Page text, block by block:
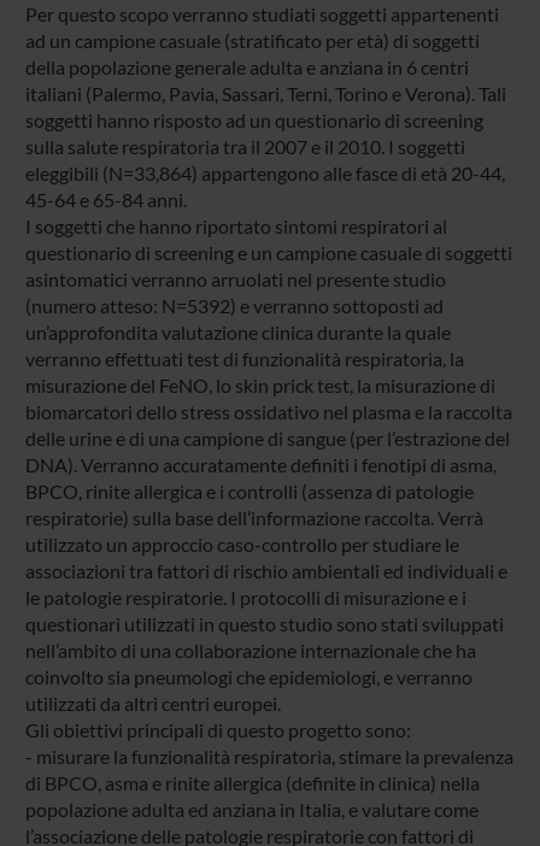
Per questo scopo verranno studiati soggetti appartenenti
ad un campione casuale (stratificato per età) di soggetti
della popolazione generale adulta e anziana in 6 centri
italiani (Palermo, Pavia, Sassari, Terni, Torino e Verona). Tali
soggetti hanno risposto ad un questionario di screening
sulla salute respiratoria tra il 2007 e il 2010. I soggetti
eleggibili (N=33,864) appartengono alle fasce di età 20-44,
45-64 e 65-84 anni.
I soggetti che hanno riportato sintomi respiratori al
questionario di screening e un campione casuale di soggetti
asintomatici verranno arruolati nel presente studio
(numero atteso: N=5392) e verranno sottoposti ad
un’approfondita valutazione clinica durante la quale
verranno effettuati test di funzionalità respiratoria, la
misurazione del FeNO, lo skin prick test, la misurazione di
biomarcatori dello stress ossidativo nel plasma e la raccolta
delle urine e di una campione di sangue (per l’estrazione del
DNA). Verranno accuratamente definiti i fenotipi di asma,
BPCO, rinite allergica e i controlli (assenza di patologie
respiratorie) sulla base dell’informazione raccolta. Verrà
utilizzato un approccio caso-controllo per studiare le
associazioni tra fattori di rischio ambientali ed individuali e
le patologie respiratorie. I protocolli di misurazione e i
questionari utilizzati in questo studio sono stati sviluppati
nell’ambito di una collaborazione internazionale che ha
coinvolto sia pneumologi che epidemiologi, e verranno
utilizzati da altri centri europei.
Gli obiettivi principali di questo progetto sono:
- misurare la funzionalità respiratoria, stimare la prevalenza
di BPCO, asma e rinite allergica (definite in clinica) nella
popolazione adulta ed anziana in Italia, e valutare come
l’associazione delle patologie respiratorie con fattori di